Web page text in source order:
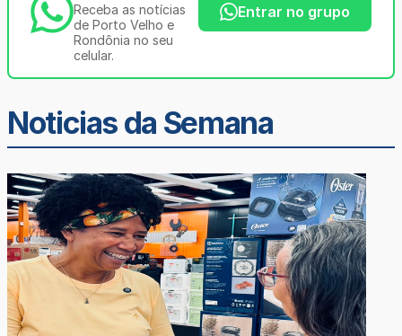
Receba as notícias
de Porto Velho e
Rondônia no seu
celular.
Entrar no grupo
Noticias da Semana